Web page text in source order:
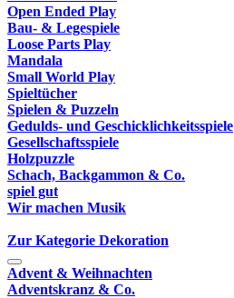
Open Ended Play
Bau- & Legespiele
Loose Parts Play
Mandala
Small World Play
Spieltücher
Spielen & Puzzeln
Gedulds- und Geschicklichkeitsspiele
Gesellschaftsspiele
Holzpuzzle
Schach, Backgammon & Co.
spiel gut
Wir machen Musik
Zur Kategorie Dekoration
Advent & Weihnachten
Adventskranz & Co.